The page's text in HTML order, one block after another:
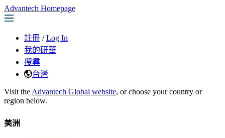
Advantech Homepage
註冊 / Log In
我的研華
搜尋
台灣
Visit the Advantech Global website, or choose your country or
region below.
美洲